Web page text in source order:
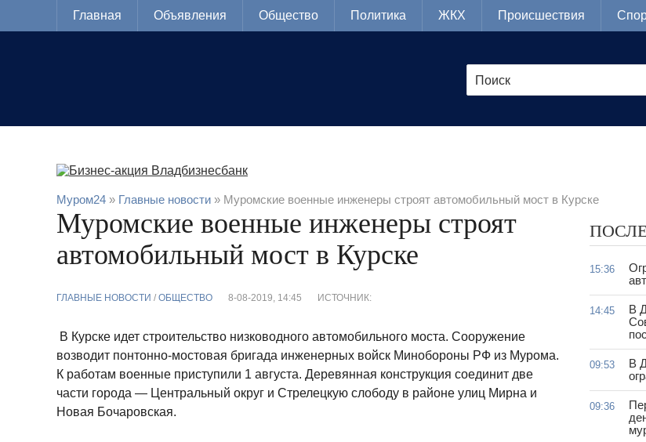
Главная Объявления Общество Политика ЖКХ Происшествия
Муром24 » Главные новости » Муромские военные инженеры строят автомобильный мост в Курске
Муромские военные инженеры строят
автомобильный мост в Курске
ГЛАВНЫЕ НОВОСТИ / ОБЩЕСТВО 8-08-2019, 14:45 ИСТОЧНИК:
В Курске идет строительство низководного автомобильного моста. Сооружение
возводит понтонно-мостовая бригада инженерных войск Минобороны РФ из Мурома.
К работам военные приступили 1 августа. Деревянная конструкция соединит две
части города — Центральный округ и Стрелецкую слободу в районе улиц Мирна и
Новая Бочаровская.
15:36
14:45
В
09:53
В
09:36